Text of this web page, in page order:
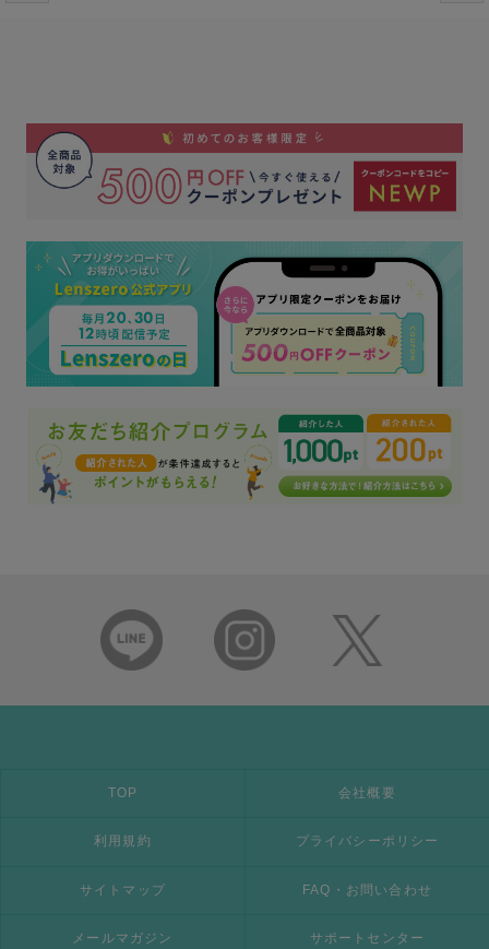
TOP 会社概要
利用規約 プライバシーポリシー
サイトマップ FAQ・お問い合わせ
メールマガジン サポートセンター